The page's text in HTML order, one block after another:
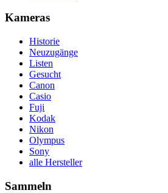
Kameras
Historie
Neuzugänge
Listen
Gesucht
Canon
Casio
Fuji
Kodak
Nikon
Olympus
Sony
alle Hersteller
Sammeln